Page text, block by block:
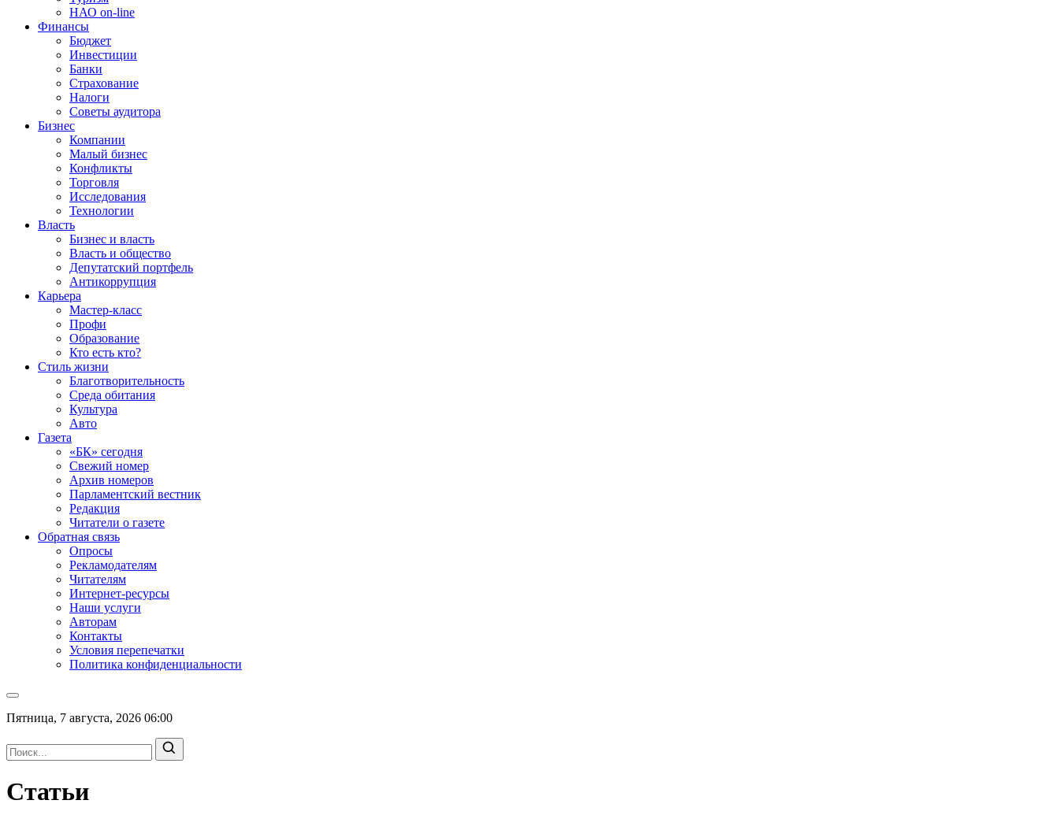
НАО on-line
Финансы
Бюджет
Инвестиции
Банки
Страхование
Налоги
Советы аудитора
Бизнес
Компании
Малый бизнес
Конфликты
Торговля
Исследования
Технологии
Власть
Бизнес и власть
Власть и общество
Депутатский портфель
Антикоррупция
Карьера
Мастер-класс
Профи
Образование
Кто есть кто?
Стиль жизни
Благотворительность
Среда обитания
Культура
Авто
Газета
«БК» сегодня
Свежий номер
Архив номеров
Парламентский вестник
Редакция
Читатели о газете
Обратная связь
Опросы
Рекламодателям
Читателям
Интернет-ресурсы
Наши услуги
Авторам
Контакты
Условия перепечатки
Политика конфиденциальности
Пятница, 7 августа, 2026 06:00
Статьи